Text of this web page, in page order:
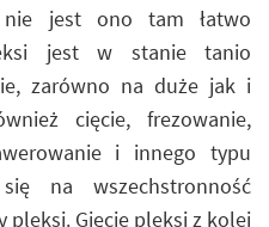
nie jest ono tam łatwo
jest w stanie tanio
zarówno na duże jak i
cięcie, frezowanie,
i innego typu
na wszechstronność
pleksi. Gięcie pleksi z kolei